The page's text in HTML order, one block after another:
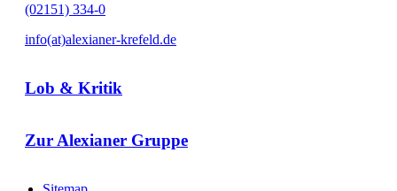
(02151) 334-0
info(at)alexianer-krefeld.de
Lob & Kritik
Zur Alexianer Gruppe